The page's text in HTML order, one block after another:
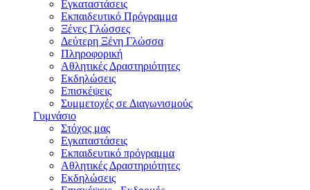
Εγκαταστάσεις
Εκπαιδευτικό Πρόγραμμα
Ξένες Γλώσσες
Δεύτερη Ξένη Γλώσσα
Πληροφορική
Αθλητικές Δραστηριότητες
Εκδηλώσεις
Επισκέψεις
Συμμετοχές σε Διαγωνισμούς
Γυμνάσιο
Στόχος μας
Εγκαταστάσεις
Εκπαιδευτικό πρόγραμμα
Αθλητικές Δραστηριότητες
Εκδηλώσεις